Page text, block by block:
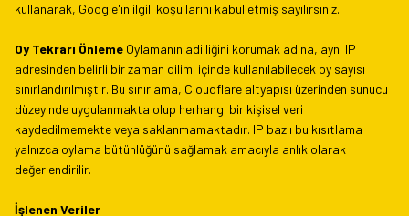
kullanarak, Google'ın ilgili koşullarını kabul etmiş sayılırsınız.
Oy Tekrarı Önleme Oylamanın adilliğini korumak adına, aynı IP
adresinden belirli bir zaman dilimi içinde kullanılabilecek oy sayısı
sınırlandırılmıştır. Bu sınırlama, Cloudflare altyapısı üzerinden sunucu
düzeyinde uygulanmakta olup herhangi bir kişisel veri
kaydedilmemekte veya saklanmamaktadır. IP bazlı bu kısıtlama
yalnızca oylama bütünlüğünü sağlamak amacıyla anlık olarak
değerlendirilir.
İşlenen Veriler